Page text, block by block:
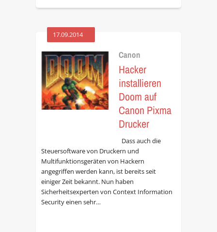
17.09.2014
Canon
Hacker
installieren
Doom auf
Canon Pixma
Drucker
Dass auch die
Steuersoftware von Druckern und
Multifunktionsgeräten von Hackern
angegriffen werden kann, ist bereits seit
einiger Zeit bekannt. Nun haben
Sicherheitsexperten von Context Information
Security einen sehr…